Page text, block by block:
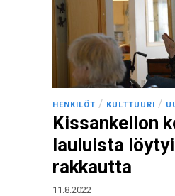
HENKILÖT / KULTTUURI /
Kissankellon
lauluista
rakkautta
11.8.2022